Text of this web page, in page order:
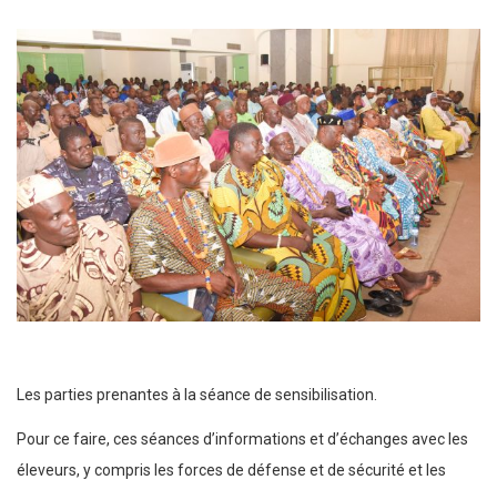
Les parties prenantes à la séance de sensibilisation.
Pour ce faire, ces séances d’informations et d’échanges avec les
éleveurs, y compris les forces de défense et de sécurité et les